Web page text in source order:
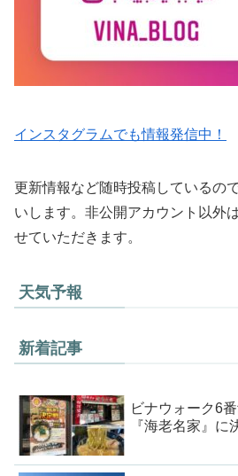
インスタグラムでも情報発信中！
更新情報など随時投稿しているの
いします。非公開アカウント以外
せていただきます。
天気予報
新着記事
ビナウォーク6
『海老名家』に